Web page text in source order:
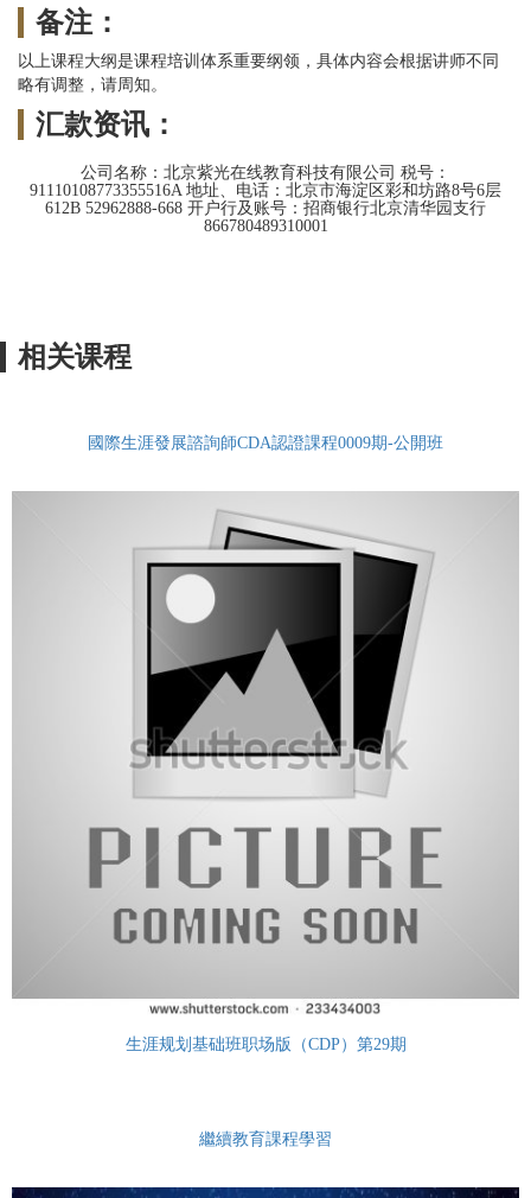
备注：
以上课程大纲是课程培训体系重要纲领，具体内容会根据讲师不同
略有调整，请周知。
汇款资讯：
公司名称：北京紫光在线教育科技有限公司 税号：
91110108773355516A 地址、电话：北京市海淀区彩和坊路8号6层
612B 52962888-668 开户行及账号：招商银行北京清华园支行
866780489310001
相关课程
國際生涯發展諮詢師CDA認證課程0009期-公開班
生涯规划基础班职场版（CDP）第29期
繼續教育課程學習